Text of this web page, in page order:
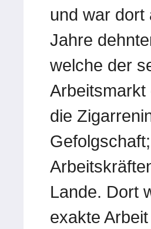
und war dort
Jahre
welche der
Arbeitsmarkt
die
Lande. Dort
exakte